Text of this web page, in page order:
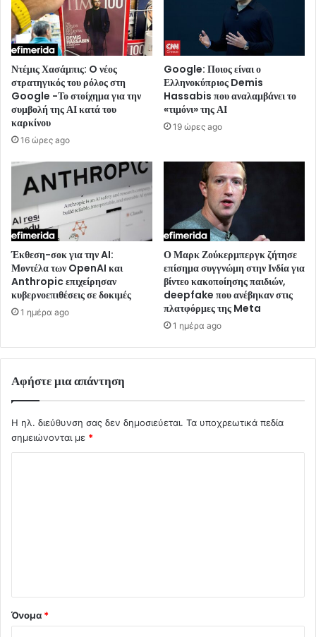
Ντέμις Χασάμπις: O νέος
στρατηγικός του ρόλος στη
Google -Το στοίχημα για την
συμβολή της ΑΙ κατά του
καρκίνου
16 ώρες ago
Google: Ποιος είναι ο
Ελληνοκύπριος Demis
Hassabis που αναλαμβάνει το
«τιμόνι» της ΑΙ
19 ώρες ago
Έκθεση-σοκ για την AI:
Μοντέλα των OpenAI και
Anthropic επιχείρησαν
κυβερνοεπιθέσεις σε δοκιμές
1 ημέρα ago
Ο Μαρκ Ζούκερμπεργκ ζήτησε
επίσημα συγγνώμη στην Ινδία για
βίντεο κακοποίησης παιδιών,
deepfake που ανέβηκαν στις
πλατφόρμες της Meta
1 ημέρα ago
Αφήστε μια απάντηση
Η ηλ. διεύθυνση σας δεν δημοσιεύεται. Τα υποχρεωτικά πεδία
σημειώνονται με *
Όνομα *